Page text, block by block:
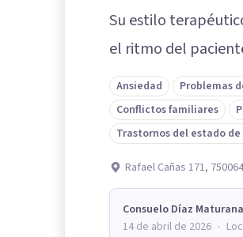
Su estilo
el ritmo del
Ansiedad Problemas
Conflictos familiares
Trastornos del estado
Rafael Cañas 171,
Consuelo Díaz Maturana
14 de abril de 2026 ·